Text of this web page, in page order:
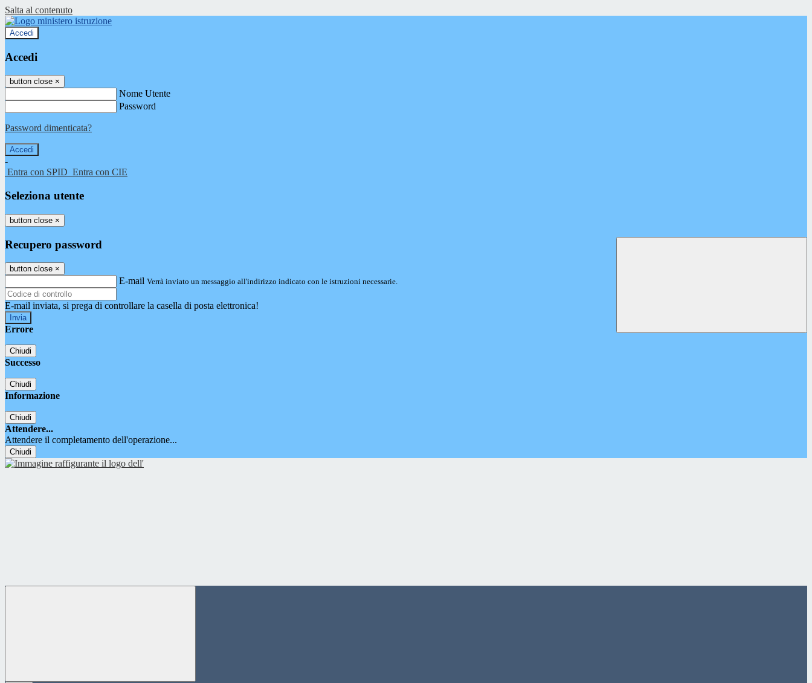
Salta al contenuto
Accedi
Accedi
button close ×
Nome Utente
Password
Password dimenticata?
-
Entra con SPID Entra con CIE
Seleziona utente
button close ×
Recupero password
button close ×
E-mail Verrà inviato un messaggio all'indirizzo indicato con le istruzioni necessarie.
E-mail inviata, si prega di controllare la casella di posta elettronica!
Errore
Chiudi
Successo
Chiudi
Informazione
Chiudi
Attendere...
Attendere il completamento dell'operazione...
Chiudi